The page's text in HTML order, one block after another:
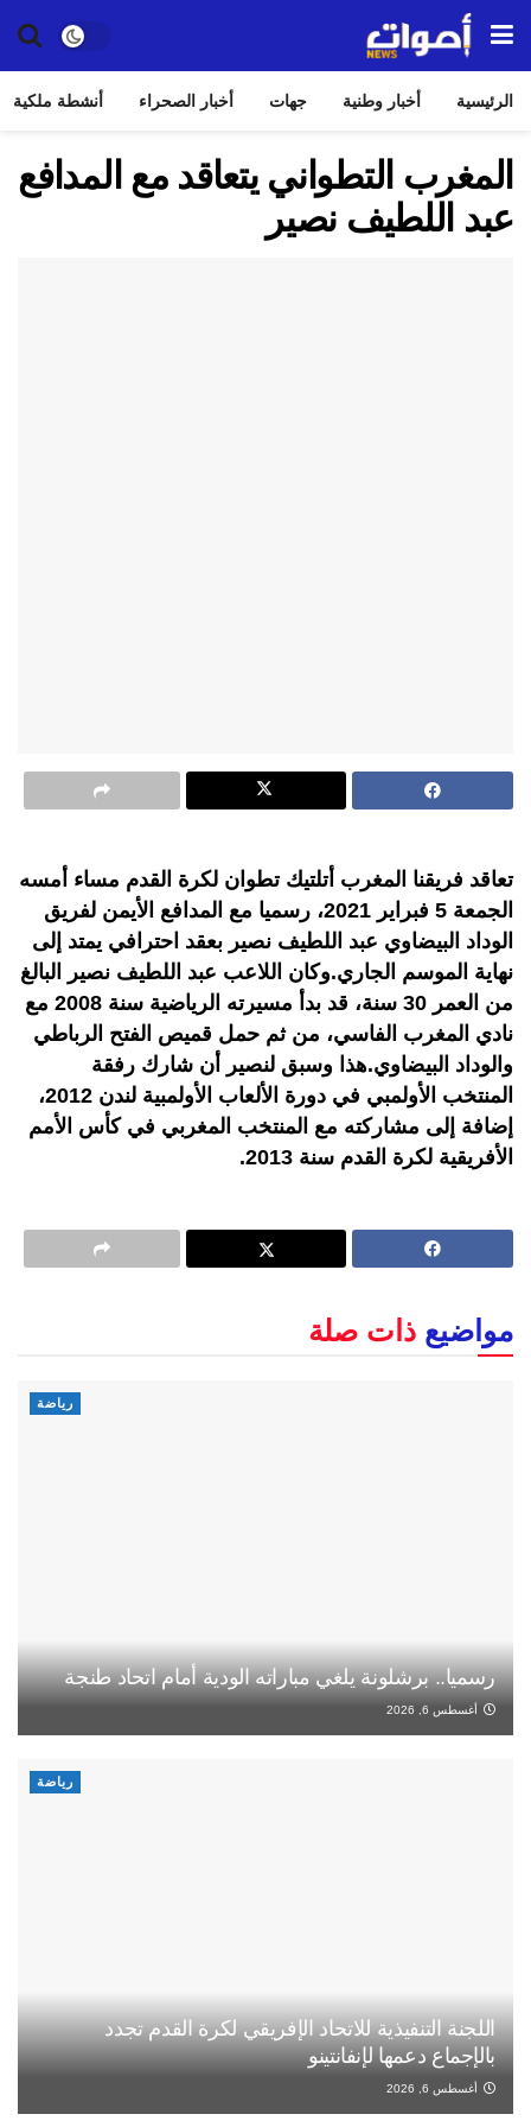
الرئيسية أخبار وطنية جهات أخبار الصحراء أنشطة ملكية
المغرب التطواني يتعاقد مع المدافع
عبد اللطيف نصير
تعاقد فريقنا المغرب أتلتيك تطوان لكرة القدم مساء أمسه
الجمعة 5 فبراير 2021، رسميا مع المدافع الأيمن لفريق
الوداد البيضاوي عبد اللطيف نصير بعقد احترافي يمتد إلى
نهاية الموسم الجاري.وكان اللاعب عبد اللطيف نصير البالغ
من العمر 30 سنة، قد بدأ مسيرته الرياضية سنة 2008 مع
نادي المغرب الفاسي، من ثم حمل قميص الفتح الرباطي
والوداد البيضاوي.هذا وسبق لنصير أن شارك رفقة
المنتخب الأولمبي في دورة الألعاب الأولمبية لندن 2012،
إضافة إلى مشاركته مع المنتخب المغربي في كأس الأمم
الأفريقية لكرة القدم سنة 2013.
مواضيع ذات صلة
رياضة
رسميا.. برشلونة يلغي مباراته الودية أمام اتحاد طنجة
أغسطس 6, 2026
رياضة
اللجنة التنفيذية للاتحاد الإفريقي لكرة القدم تجدد
بالإجماع دعمها لإنفانتينو
أغسطس 6, 2026